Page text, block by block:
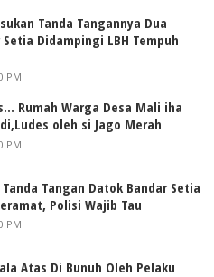
Tanda Tangannya Dua
Didampingi LBH Tempuh
PM
Rumah Warga Desa Mali iha
oleh si Jago Merah
PM
Tangan Datok Bandar Setia
Polisi Wajib Tau
PM
Atas Di Bunuh Oleh Pelaku